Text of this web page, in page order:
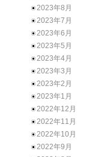
2023年8月
2023年7月
2023年6月
2023年5月
2023年4月
2023年3月
2023年2月
2023年1月
2022年12月
2022年11月
2022年10月
2022年9月